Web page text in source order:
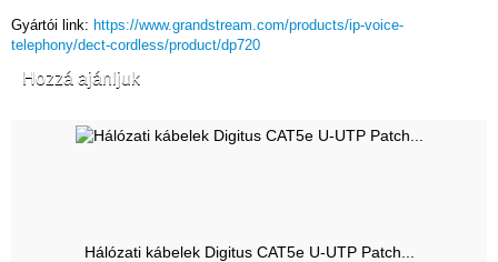
Gyártói link: https://www.grandstream.com/products/ip-voice-
telephony/dect-cordless/product/dp720
Hozzá ajánljuk
Hálózati kábelek Digitus CAT5e U-UTP Patch...